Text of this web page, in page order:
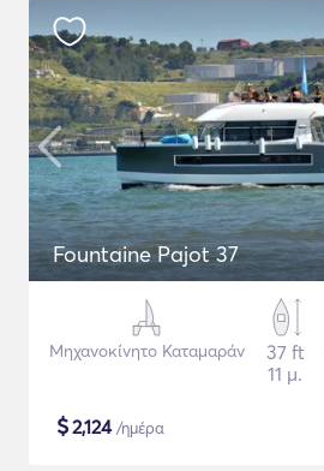
Fountaine Pajot 37
Μηχανοκίνητο Καταμαράν
37 ft
11 μ.
$2,124/ημέρα